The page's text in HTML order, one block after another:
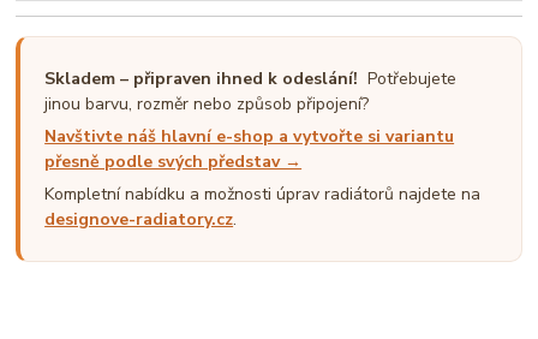
Skladem – připraven ihned k odeslání! Potřebujete
jinou barvu, rozměr nebo způsob připojení?
Navštivte náš hlavní e-shop a vytvořte si variantu
přesně podle svých představ →
Kompletní nabídku a možnosti úprav radiátorů najdete na
designove-radiatory.cz.